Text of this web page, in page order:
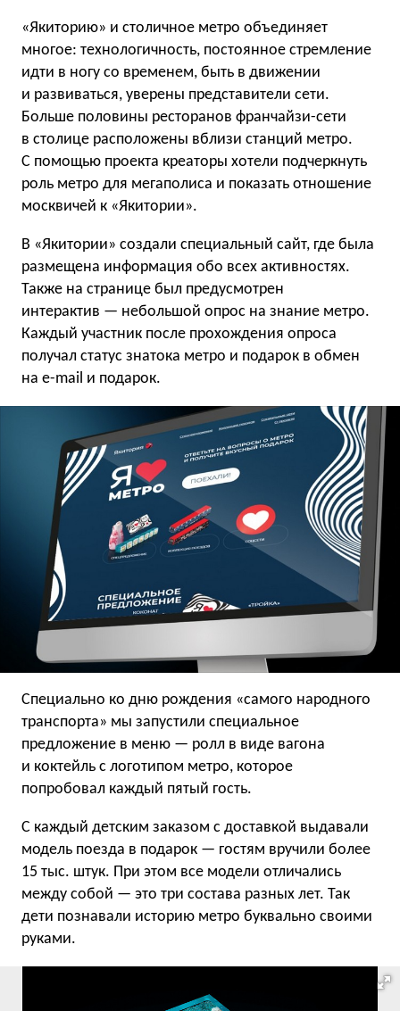
«Якиторию» и столичное метро объединяет
многое: технологичность, постоянное стремление
идти в ногу со временем, быть в движении
и развиваться, уверены представители сети.
Больше половины ресторанов франчайзи-сети
в столице расположены вблизи станций метро.
С помощью проекта креаторы хотели подчеркнуть
роль метро для мегаполиса и показать отношение
москвичей к «Якитории».
В «Якитории» создали специальный сайт, где была
размещена информация обо всех активностях.
Также на странице был предусмотрен
интерактив — небольшой опрос на знание метро.
Каждый участник после прохождения опроса
получал статус знатока метро и подарок в обмен
на e-mail и подарок.
Специально ко дню рождения «самого народного
транспорта» мы запустили специальное
предложение в меню — ролл в виде вагона
и коктейль с логотипом метро, которое
попробовал каждый пятый гость.
С каждый детским заказом с доставкой выдавали
модель поезда в подарок — гостям вручили более
15 тыс. штук. При этом все модели отличались
между собой — это три состава разных лет. Так
дети познавали историю метро буквально своими
руками.